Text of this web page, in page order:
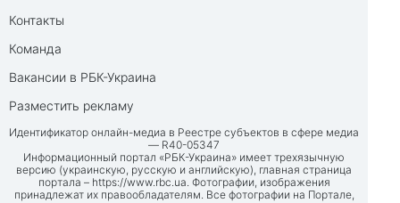
Контакты
Команда
Вакансии в РБК-Украина
Разместить рекламу
Идентификатор онлайн-медиа в Реестре субъектов в сфере медиа
— R40-05347
Информационный портал «РБК-Украина» имеет трехязычную
версию (украинскую, русскую и английскую), главная страница
портала – https://www.rbc.ua. Фотографии, изображения
принадлежат их правообладателям. Все фотографии на Портале,